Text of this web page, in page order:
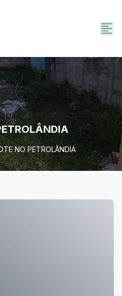
NO PETROLÂNDIA